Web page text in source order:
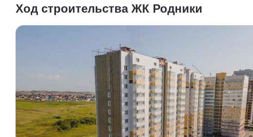
Ход строительства ЖК Родники